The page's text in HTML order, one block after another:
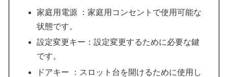
家庭用電源 ：家庭用コンセントで使用可能な
状態です。
設定変更キー：設定変更するために必要な鍵
です。
ドアキー ：スロット台を開けるために使用し